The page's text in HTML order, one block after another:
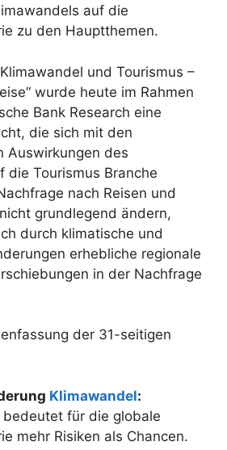
auf die
zu den Hauptthemen.
und Tourismus –
wurde heute im Rahmen
Bank Research eine
die sich mit den
Auswirkungen des
die Tourismus Branche
nach Reisen und
grundlegend ändern,
durch klimatische und
erhebliche regionale
in der Nachfrage
der 31-seitigen
Klimawandel:
bedeutet für die globale
mehr Risiken als Chancen.